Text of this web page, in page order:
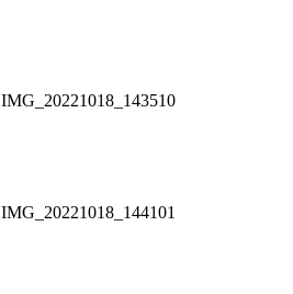
IMG_20221018_143510
IMG_20221018_144101